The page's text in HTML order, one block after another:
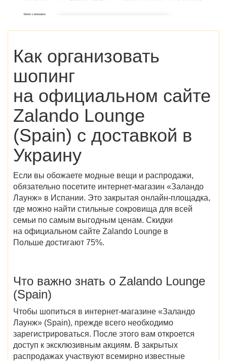
Как организовать
шопинг
на официальном сайте
Zalando Lounge
(Spain) с доставкой в
Украину
Если вы обожаете модные вещи и распродажи,
обязательно посетите интернет-магазин «Заландо
Лаунж» в Испании. Это закрытая онлайн-площадка,
где можно найти стильные сокровища для всей
семьи по самым выгодным ценам. Скидки
на официальном сайте Zalando Lounge в
Польше достигают 75%.
Что важно знать о Zalando Lounge
(Spain)
Чтобы шопиться в интернет-магазине «Заландо
Лаунж» (Spain), прежде всего необходимо
зарегистрироваться. После этого вам откроется
доступ к эксклюзивным акциям. В закрытых
распродажах участвуют всемирно известные